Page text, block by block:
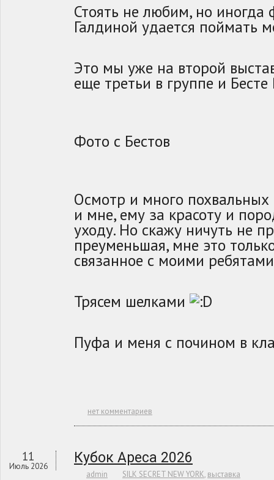
Стоять не любим, но иногда
Галдиной удается поймать
Это мы уже на второй
еще третьи в группе и
Фото с Бестов
Осмотр и много
и мне, ему за красоту и
уходу. Но скажу ничуть не
преуменьшая, мне это
связанное с моими
Трясем шелками
Пуфа и меня с почином в
нет комментариев
11
Июль 2026
Кубок Ареса 2026
admin SILK SECRET NEW YORK, выставка